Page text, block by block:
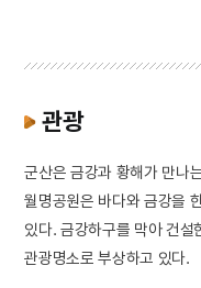
관광
군산은 금강과 황해가 만나
월명공원은 바다와 금강을
있다. 금강하구를 막아 건설
관광명소로 부상하고 있다.